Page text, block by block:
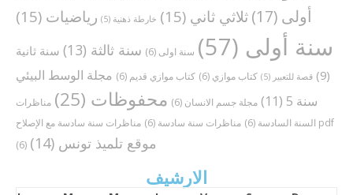
أولى (17) ثلاثي ثاني (15) خارطة ذهنية (5) رياضيات (15)
سنة أولى (57) سنة اولى (6) سنة ثالثة (13)
سنة ثانية
(9)
قصة للتعبير (5) كتاب موازي (6) كتاب موازي قديم (6)
مجلة الوسط البيئي
سنة 5
(11) مجلة جسم الانسان (6) محفوظات (25)
مناظرات
السنة السادسة (6) مناظرات سنة سادسة (6)
مناظرات سنة سادسة مع الإصلاح pdf
(6)
موقع تلميذ تونس (14)
الارشيف